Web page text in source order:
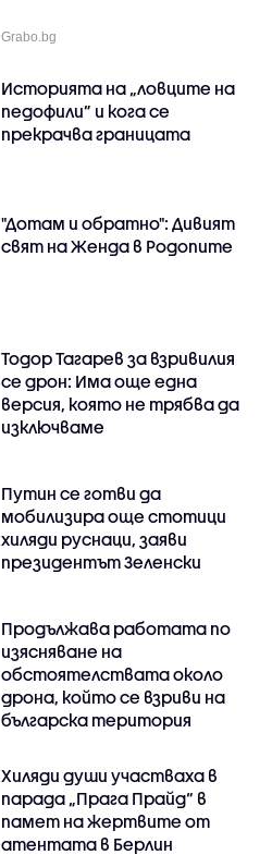
Grabo.bg
Историята на „ловците на
педофили” и кога се
прекрачва границата
"Дотам и обратно": Дивият
свят на Женда в Родопите
Тодор Тагарев за взривилия
се дрон: Има още една
версия, която не трябва да
изключваме
Путин се готви да
мобилизира още стотици
хиляди руснаци, заяви
президентът Зеленски
Продължава работата по
изясняване на
обстоятелствата около
дрона, който се взриви на
българска територия
Хиляди души участваха в
парада „Прага Прайд“ в
памет на жертвите от
атентата в Берлин